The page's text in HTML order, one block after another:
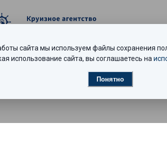
Видеообзоры
сайта мы используем файлы сохранения
использование сайта, вы соглашаетесь на
Понятно